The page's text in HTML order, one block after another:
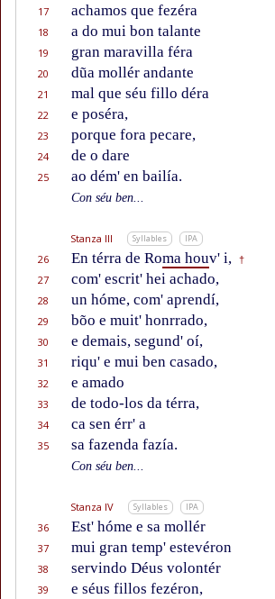
17
achamos que fezéra
18
a do mui bon talante
19
gran maravilla féra
20
dũa mollér andante
21
mal que séu fillo déra
22
e poséra,
23
porque fora pecare,
24
de o dare
25
ao dém' en bailía.
Con séu ben...
Stanza III Syllables IPA
26 En térra de Roma houv' i, †
27
com' escrit' hei achado,
28
un hóme, com' aprendí,
29
bõo e muit' honrrado,
30
e demais, segund' oí,
31
riqu' e mui ben casado,
32
e amado
33
de todo-los da térra,
34
ca sen érr' a
35
sa fazenda fazía.
Con séu ben...
Stanza IV Syllables IPA
36 Est' hóme e sa mollér
37
mui gran temp' estevéron
38
servindo Déus volontér
39
e séus fillos fezéron,